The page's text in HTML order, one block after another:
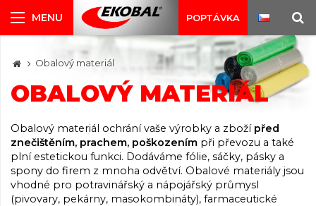
POPTÁVKA
Obalový materiál
OBALOVÝ MATERIÁL
Obalový materiál ochrání vaše výrobky a zbožípřed
znečištěním, prachem, poškozením při převozu a také
plní estetickou funkci. Dodáváme fólie, sáčky, pásky a
spony do firem z mnoha odvětví. Obalové materiály jsou
vhodné pro potravinářský a nápojářský průmysl
(pivovary, pekárny, masokombináty), farmaceutické